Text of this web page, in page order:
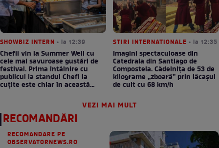
SHOWBIZ INTERN • la 12:39
Chefii vin la Summer Well cu
cele mai savuroase gustări de
festival. Prima întâlnire cu
publicul la standul Chefi la
cuțite este chiar în această
STIRI INTERNATIONALE • la 12:35
Imagini spectaculoase din
Catedrala din Santiago de
Compostela. Cădelnița de 53 de
kilograme „zboară” prin lăcașul
de cult cu 68 km/h
VEZI MAI MULT
RECOMANDĂRI
RECOMANDARE PE
OBSERVATORNEWS.RO